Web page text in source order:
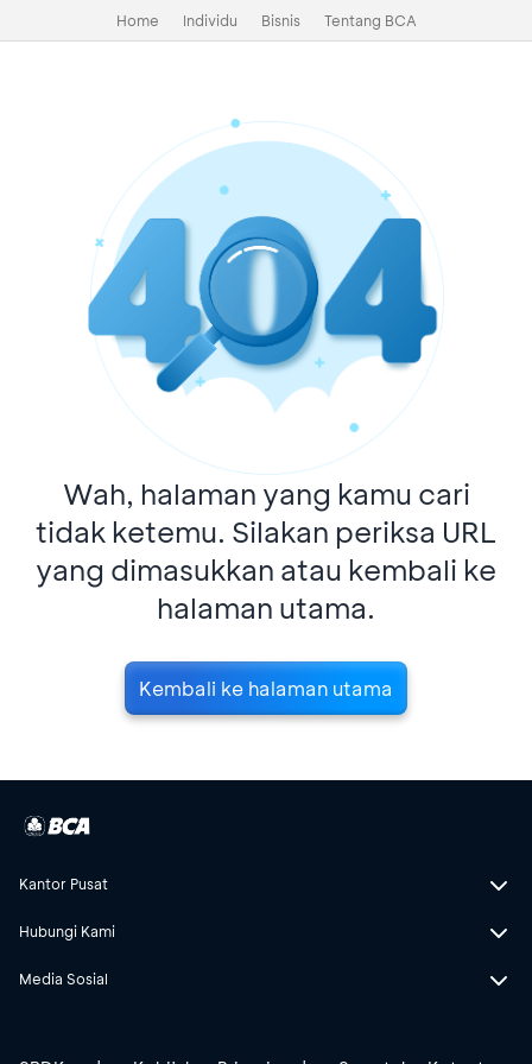
Home Individu Bisnis Tentang BCA
Wah, halaman yang kamu cari
tidak ketemu. Silakan periksa URL
yang dimasukkan atau kembali ke
halaman utama.
Kembali ke halaman utama
Kantor Pusat
Hubungi Kami
Media Sosial